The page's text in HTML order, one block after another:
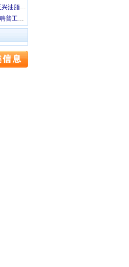
全职/2500-35000元/阜阳正兴油脂诚招
全/兼皆可/2000-3000元/招聘普工及学徒工